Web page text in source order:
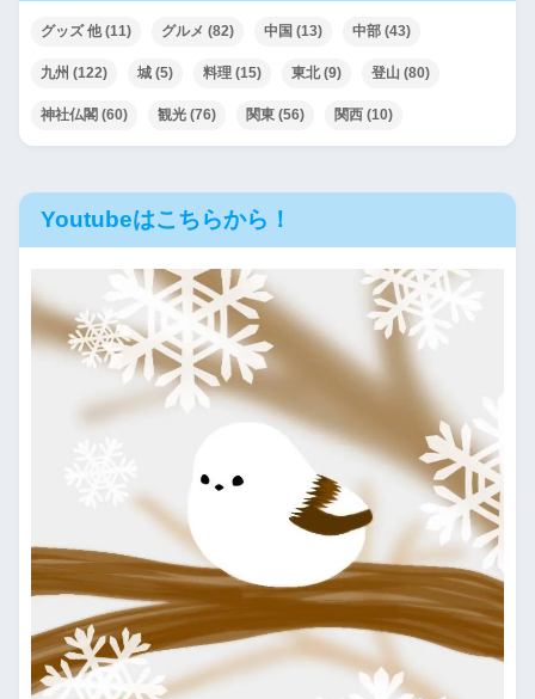
グッズ 他(11) グルメ (82) 中国 (13) 中部 (43)
九州 (122) 城 (5) 料理 (15) 東北(9) 登山 (80)
神社仏閣 (60) 観光 (76) 関東 (56) 関西 (10)
Youtubeはこちらから！